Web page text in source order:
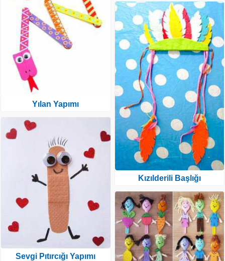
Yılan Yapımı
Sevgi Pıtırcığı Yapımı
Kızılderili Başlığı